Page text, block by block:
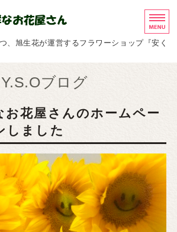
、旭生花が運営するフラワーショップ『安く
Y.S.Oブログ
お花屋さんのホームペー
しました